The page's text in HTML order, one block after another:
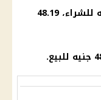
الدولي CIB: 48.9 جنيه للشراء، 48.19